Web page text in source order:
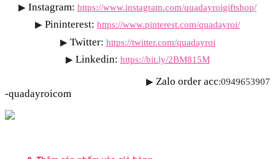
▶ Instagram: https://www.instagram.com/quadayroigiftshop/
▶ Pininterest: https://www.pinterest.com/quadayroi/
▶ Twitter: https://twitter.com/quadayroi
▶ Linkedin: https://bit.ly/2BM815M
▶ Zalo order acc
-quadayroicom